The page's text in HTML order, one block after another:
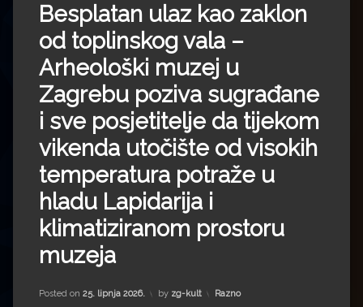
Besplatan ulaz kao zaklon
od toplinskog vala –
Arheološki muzej u
Zagrebu poziva sugrađane
i sve posjetitelje da tijekom
vikenda utočište od visokih
temperatura potraže u
hladu Lapidarija i
klimatiziranom prostoru
muzeja
Posted on 25. lipnja 2026. by zg-kult Kategorije:
Razno